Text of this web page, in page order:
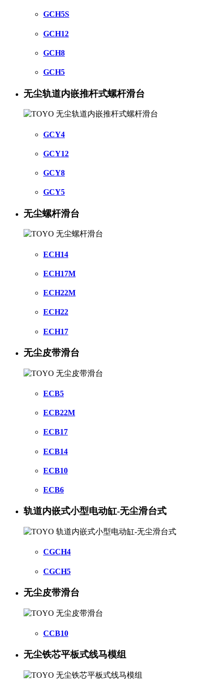
GCH5S
GCH12
GCH8
GCH5
无尘轨道内嵌推杆式螺杆滑台
GCY4
GCY12
GCY8
GCY5
无尘螺杆滑台
ECH14
ECH17M
ECH22M
ECH22
ECH17
无尘皮带滑台
ECB5
ECB22M
ECB17
ECB14
ECB10
ECB6
轨道内嵌式小型电动缸-无尘滑台式
CGCH4
CGCH5
无尘皮带滑台
CCB10
无尘铁芯平板式线马模组